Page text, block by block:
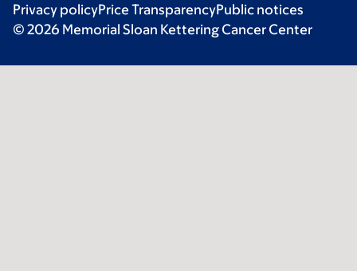
Privacy policyPrice TransparencyPublic notices
© 2026 Memorial Sloan Kettering Cancer Center